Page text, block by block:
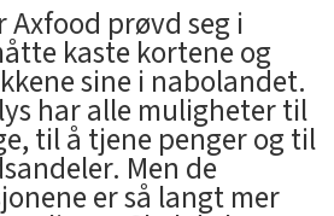
Axfood prøvd seg i
kaste kortene og
sine i nabolandet.
har alle muligheter til
til å tjene penger og til
Men de
er så langt mer